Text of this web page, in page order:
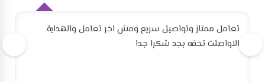
تعامل ممتاز وتواصيل سريع ومش اخر تعامل والهداية
الاواصلت تحفه بجد شكرا جدا